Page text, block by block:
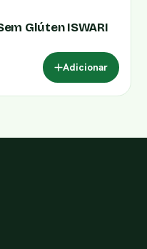
Glúten ISWARI
Adicionar